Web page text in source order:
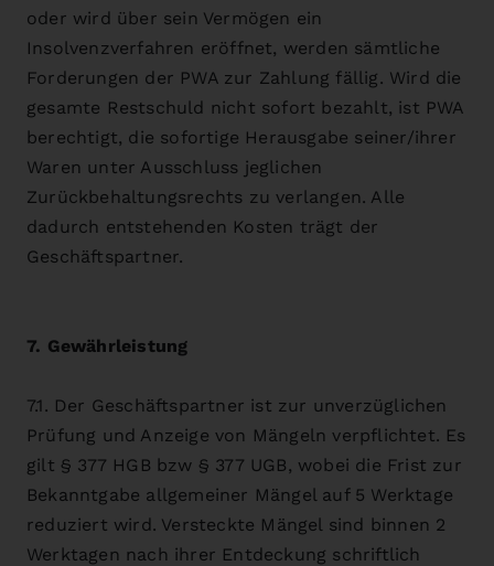
oder wird über sein Vermögen ein
Insolvenzverfahren eröffnet, werden sämtliche
Forderungen der PWA zur Zahlung fällig. Wird die
gesamte Restschuld nicht sofort bezahlt, ist PWA
berechtigt, die sofortige Herausgabe seiner/ihrer
Waren unter Ausschluss jeglichen
Zurückbehaltungsrechts zu verlangen. Alle
dadurch entstehenden Kosten trägt der
Geschäftspartner.
7. Gewährleistung
7.1. Der Geschäftspartner ist zur unverzüglichen
Prüfung und Anzeige von Mängeln verpflichtet. Es
gilt § 377 HGB bzw § 377 UGB, wobei die Frist zur
Bekanntgabe allgemeiner Mängel auf 5 Werktage
reduziert wird. Versteckte Mängel sind binnen 2
Werktagen nach ihrer Entdeckung schriftlich